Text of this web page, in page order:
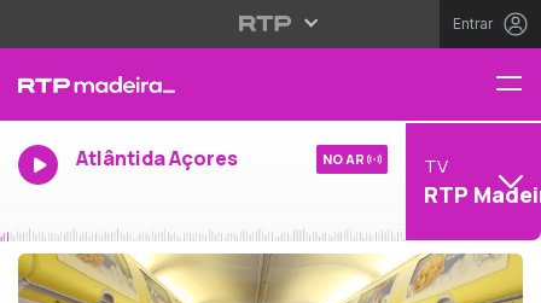
Entrar
Atlântida Açores NO AR TV
RTP